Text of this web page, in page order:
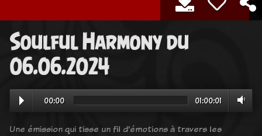
Soulful Harmony du
06.06.2024
00:00 01:00:01
Une émission qui tisse un fil d'émotions à travers les